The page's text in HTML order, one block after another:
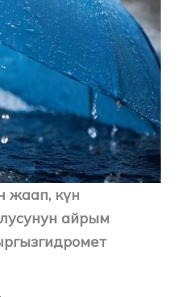
жаап, күн
айрым